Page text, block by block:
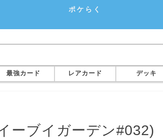
ポケらく
最強カード レアカード デッキ
ーブイガーデン#032)